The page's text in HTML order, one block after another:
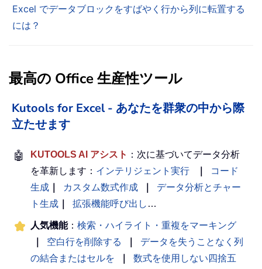
Excel でデータブロックをすばやく行から列に転置する
には？
最高の Office 生産性ツール
Kutools for Excel - あなたを群衆の中から際
立たせます
🤖 KUTOOLS AI アシスト ：次に基づいてデータ分析
を革新します： インテリジェント実行
コード
生成
カスタム数式作成
データ分析とチャー
ト生成
拡張機能呼び出し …
人気機能： 検索・ハイライト・重複をマーキング
空白行を削除する
データを失うことなく列
の結合またはセルを
数式を使用しない四捨五